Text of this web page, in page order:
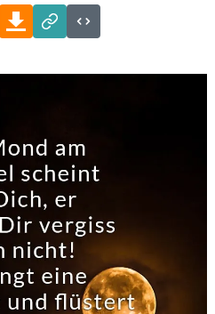
WhatsAppDownload
Link
Code